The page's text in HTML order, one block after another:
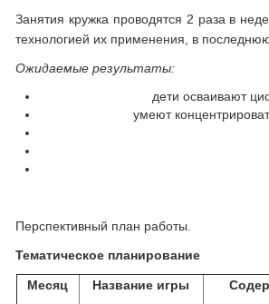
Занятия кружка проводятся 2 раза в
технологией их применения, в
Ожидаемые результаты:
дети осваивают
умеют
Перспективный план работы.
Тематическое планирование
Месяц Название игры